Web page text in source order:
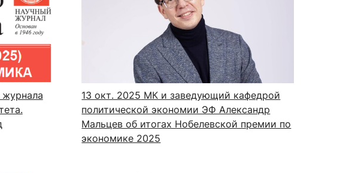
13 окт. 2025 МК и заведующий кафедрой
политической экономии ЭФ Александр
Мальцев об итогах Нобелевской премии по
экономике 2025